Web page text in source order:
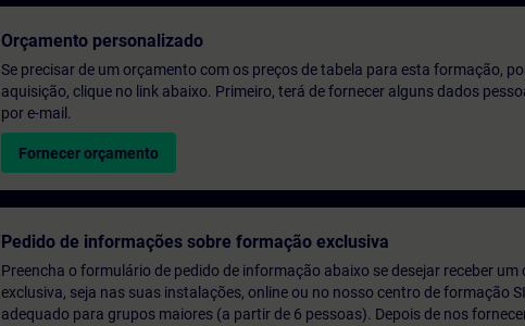
Orçamento personalizado
Se precisar de um orçamento com os preços de tabela para esta formação,
aquisição, clique no link abaixo. Primeiro, terá de fornecer alguns dados
por e-mail.
Fornecer orçamento
Pedido de informações sobre formação exclusiva
Preencha o formulário de pedido de informação abaixo se desejar receber
exclusiva, seja nas suas instalações, online ou no nosso centro de formação
adequado para grupos maiores (a partir de 6 pessoas). Depois de nos